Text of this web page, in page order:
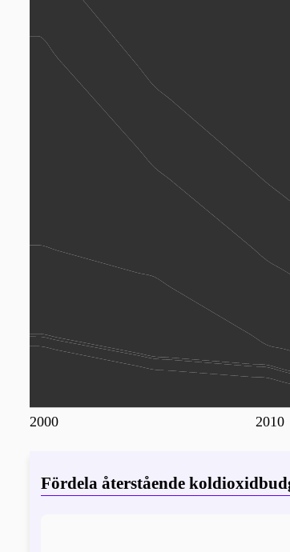
2000 2010
Fördela återstående